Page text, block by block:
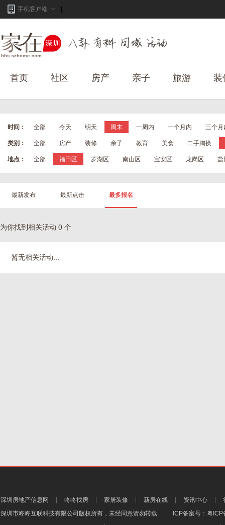
手机客户端
首页 社区 房产 亲子 旅游 装
时间： 全部 今天 明天 周末 一周内 一个月内 三个月
类别： 全部 房产 装修 亲子 教育 美食 二手淘换
地点： 全部 福田区 罗湖区 南山区 宝安区 龙岗区 盐
最新发布 最新点击 最多报名
为你找到相关活动 0 个
暂无相关活动...
深圳房地产信息网 咚咚找房 家居装修 新房在线 资讯中心
深圳市咚咚互联科技有限公司 版权所有，未经同意请勿转载 ICP备案号： 粤ICP